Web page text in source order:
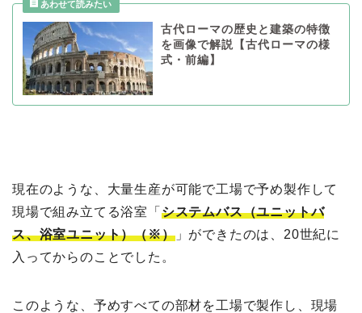
古代ローマの歴史と建築の特徴
を画像で解説【古代ローマの様
式・前編】
現在のような、大量生産が可能で工場で予め製作して
現場で組み立てる浴室「 システムバス（ユニットバ
ス、浴室ユニット）（※）」ができたのは、20世紀に
入ってからのことでした。
このような、予めすべての部材を工場で製作し、現場